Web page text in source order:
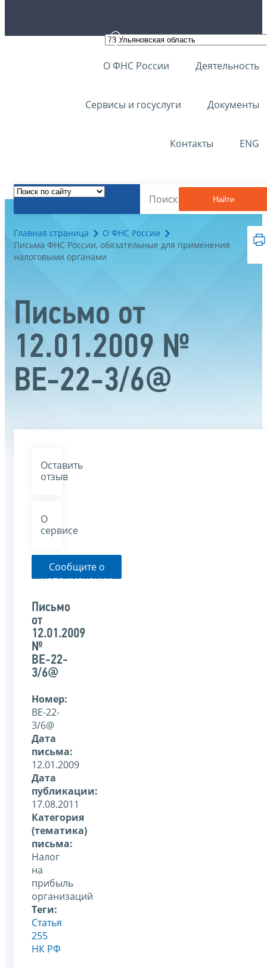
О ФНС России Деятельность
Сервисы и госуслуги Документы
Контакты ENG
Найти
Главная страница
О ФНС России
Письма ФНС России, обязательные для применения
налоговыми органами
Письмо от
12.01.2009 №
ВЕ-22-3/6@
Оставить
отзыв
О
сервисе
Сообщите о
неприменении
органом
письма
Письмо
от
12.01.2009
№
ВЕ-22-
3/6@
Номер:
ВЕ-22-
3/6@
Дата
письма:
12.01.2009
Дата
публикации:
17.08.2011
Категория
(тематика)
письма:
Налог
на
прибыль
организаций
Теги:
Статья
255
НК РФ